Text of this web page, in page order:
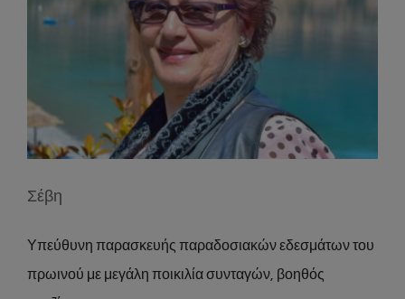
Σέβη
Υπεύθυνη παρασκευής παραδοσιακών εδεσμάτων του
πρωινού με μεγάλη ποικιλία συνταγών, βοηθός